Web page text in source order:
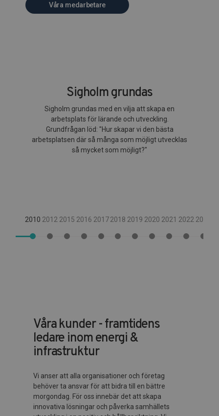
Våra medarbetare
Sigholm grundas
Sigholm grundas med en vilja att skapa en
arbetsplats för lärande och utveckling.
Grundfrågan löd: "Hur skapar vi den bästa
arbetsplatsen där så många som möjligt utvecklas
så mycket som möjligt?"
2010 2012 2015 2016 2017 2018 2019 2020 2021 2022 2023
Våra kunder - framtidens
ledare inom energi &
infrastruktur
Vi anser att alla organisationer och företag
behöver ta ansvar för att bidra till en bättre
morgondag. För oss innebär det att skapa
innovativa lösningar och påverka samhällets